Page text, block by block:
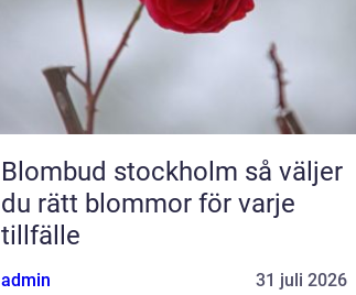
Blombud stockholm så väljer
du rätt blommor för varje
tillfälle
admin 31 juli 2026